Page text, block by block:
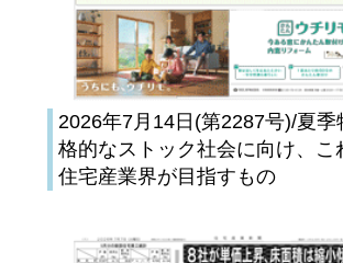
2026年7月14日(第2287号)/夏季
格的なストック社会に向け、こ
住宅産業界が目指すもの